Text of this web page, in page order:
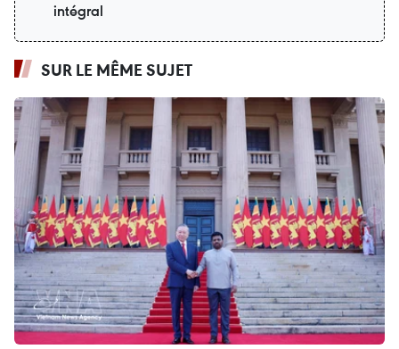
intégral
SUR LE MÊME SUJET